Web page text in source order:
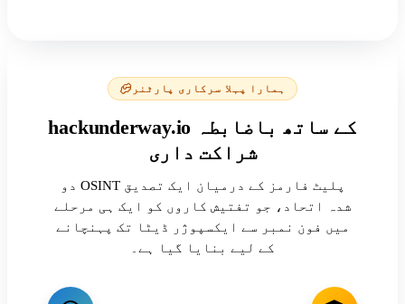
ہمارا پہلا سرکاری پارٹنر
hackunderway.io کے ساتھ باضابطہ
شراکت داری
دو OSINT پلیٹ فارمز کے درمیان ایک تصدیق
شدہ اتحاد، جو تفتیش کاروں کو ایک ہی مرحلے
میں فون نمبر سے ایکسپوژر ڈیٹا تک پہنچانے
کے لیے بنایا گیا ہے۔